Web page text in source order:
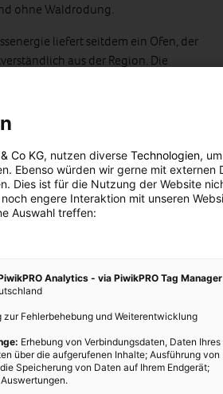
ohne Waldrodung.
liefert seitdem ein Ofen, der
aus der Region. Die
unter anderem den
Ökostrom. Drei
12 Prozent des Strombedarfs.
Co KG, nutzen diverse Technologien,
Ebenso würden wir gerne mit externen
Dies ist für die Nutzung der Website
engere Interaktion mit unseren
Auswahl treffen:
Analytics - via PiwikPRO Tag Manager
zur Fehlerbehebung und Weiterentwicklung
Erhebung von Verbindungsdaten, Daten Ihres
über die aufgerufenen Inhalte; Ausführung von
Speicherung von Daten auf Ihrem Endgerät;